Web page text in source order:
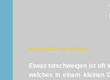
05.04.2023 von VanTom
Etwas totschweigen ist oft
welches in einem kleinen